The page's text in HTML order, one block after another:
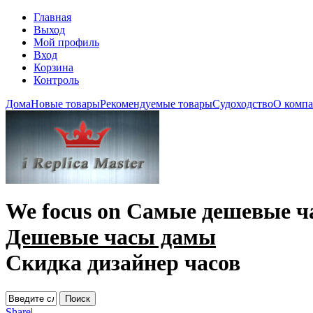
Главная
Выход
Мой профиль
Вход
Корзина
Контроль
ДомаНовые товарыРекомендуемые товарыСудоходствоО
We focus on Самые дешевые
Дешевые часы дамы
Скидка дизайнер часов